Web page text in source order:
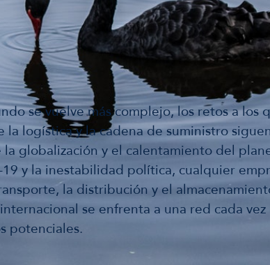
se vuelve más complejo, los retos a los
la logística y la cadena de suministro siguen
globalización y el calentamiento del
y la inestabilidad política, cualquier
la distribución y el
se enfrenta a una red cada vez
potenciales.